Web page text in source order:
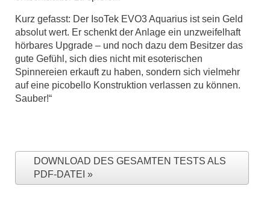
Kurz gefasst: Der IsoTek EVO3 Aquarius ist sein Geld
absolut wert. Er schenkt der Anlage ein unzweifelhaft
hörbares Upgrade – und noch dazu dem Besitzer das
gute Gefühl, sich dies nicht mit esoterischen
Spinnereien erkauft zu haben, sondern sich vielmehr
auf eine picobello Konstruktion verlassen zu können.
Sauber!“
DOWNLOAD DES GESAMTEN TESTS ALS
PDF-DATEI